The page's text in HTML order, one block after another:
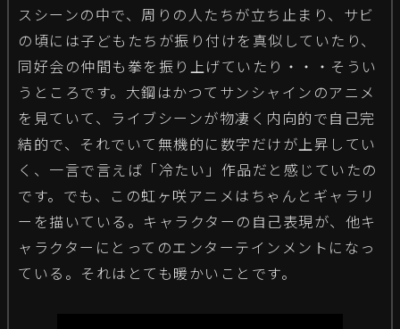
スシーンの中で、周りの人たちが立ち止まり、サビ
の頃には子どもたちが振り付けを真似していたり、
同好会の仲間も拳を振り上げていたり・・・そうい
うところです。大鋼はかつてサンシャインのアニメ
を見ていて、ライブシーンが物凄く内向的で自己完
結的で、それでいて無機的に数字だけが上昇してい
く、一言で言えば「冷たい」作品だと感じていたの
です。でも、この虹ヶ咲アニメはちゃんとギャラリ
ーを描いている。キャラクターの自己表現が、他キ
ャラクターにとってのエンターテインメントになっ
ている。それはとても暖かいことです。